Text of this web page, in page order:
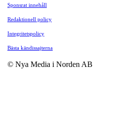
Sponsrat innehåll
Redaktionell policy
Integritetspolicy
Bästa kändissajterna
© Nya Media i Norden AB